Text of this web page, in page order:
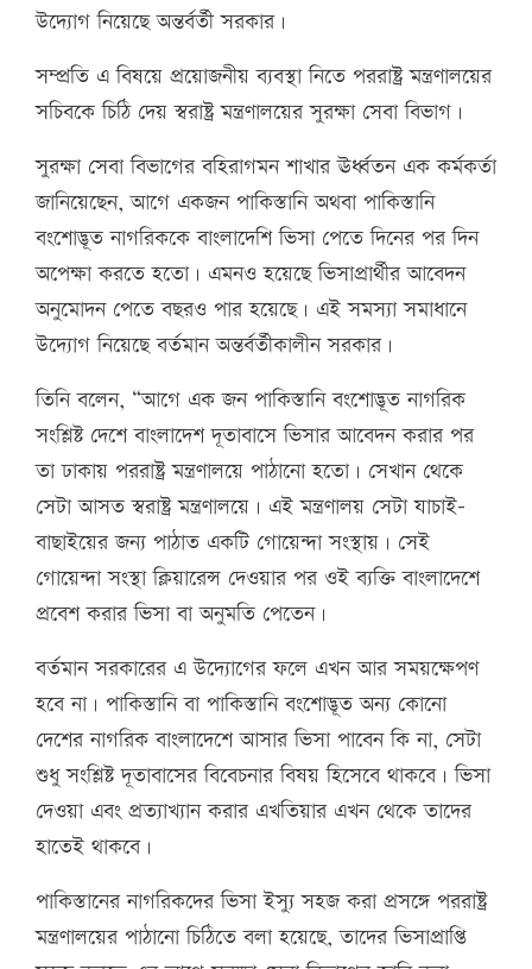
উদ্যোগ নিয়েছে অন্তর্বর্তী সরকার।
সম্প্রতি এ বিষয়ে প্রয়োজনীয় ব্যবস্থা নিতে পররাষ্ট্র মন্ত্রণালয়ের
সচিবকে চিঠি দেয় স্বরাষ্ট্র মন্ত্রণালয়ের সুরক্ষা সেবা বিভাগ।
সুরক্ষা সেবা বিভাগের বহিরাগমন শাখার ঊর্ধ্বতন এক কর্মকর্তা
জানিয়েছেন, আগে একজন পাকিস্তানি অথবা পাকিস্তানি
বংশোদ্ভূত নাগরিককে বাংলাদেশি ভিসা পেতে দিনের পর দিন
অপেক্ষা করতে হতো। এমনও হয়েছে ভিসাপ্রার্থীর আবেদন
অনুমোদন পেতে বছরও পার হয়েছে। এই সমস্যা সমাধানে
উদ্যোগ নিয়েছে বর্তমান অন্তর্বর্তীকালীন সরকার।
তিনি বলেন, “আগে এক জন পাকিস্তানি বংশোদ্ভূত নাগরিক
সংশ্লিষ্ট দেশে বাংলাদেশ দূতাবাসে ভিসার আবেদন করার পর
তা ঢাকায় পররাষ্ট্র মন্ত্রণালয়ে পাঠানো হতো। সেখান থেকে
সেটা আসত স্বরাষ্ট্র মন্ত্রণালয়ে। এই মন্ত্রণালয় সেটা যাচাই-
বাছাইয়ের জন্য পাঠাত একটি গোয়েন্দা সংস্থায়। সেই
গোয়েন্দা সংস্থা ক্লিয়ারেন্স দেওয়ার পর ওই ব্যক্তি বাংলাদেশে
প্রবেশ করার ভিসা বা অনুমতি পেতেন।
বর্তমান সরকারের এ উদ্যোগের ফলে এখন আর সময়ক্ষেপণ
হবে না। পাকিস্তানি বা পাকিস্তানি বংশোদ্ভূত অন্য কোনো
দেশের নাগরিক বাংলাদেশে আসার ভিসা পাবেন কি না, সেটা
শুধু সংশ্লিষ্ট দূতাবাসের বিবেচনার বিষয় হিসেবে থাকবে। ভিসা
দেওয়া এবং প্রত্যাখ্যান করার এখতিয়ার এখন থেকে তাদের
হাতেই থাকবে।
পাকিস্তানের নাগরিকদের ভিসা ইস্যু সহজ করা প্রসঙ্গে পররাষ্ট্র
মন্ত্রণালয়ের পাঠানো চিঠিতে বলা হয়েছে, তাদের ভিসাপ্রাপ্তি